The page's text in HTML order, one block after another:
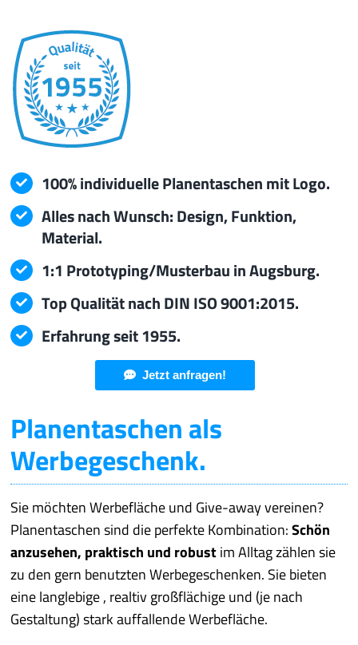
Prototyping
Qualität/Umwelt
Service
mehr
100% individuelle Planentaschen mit Logo.
Alles nach Wunsch: Design, Funktion,
Material.
1:1 Prototyping/Musterbau in Augsburg.
Top Qualität nach DIN ISO 9001:2015.
Erfahrung seit 1955.
Jetzt anfragen!
Planentaschen als
Werbegeschenk.
Sie möchten Werbefläche und Give-away vereinen?
Planentaschen sind die perfekte Kombination:Schön
anzusehen, praktisch und robustim Alltag zählen sie
zu den gern benutzten Werbegeschenken. Sie bieten
eine langlebige , realtiv großflächige und (je nach
Gestaltung) stark auffallende Werbefläche.